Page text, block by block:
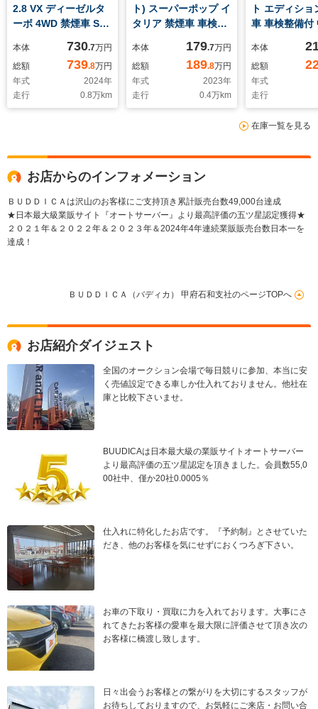
2.8 VX ディーゼルタ
ーボ 4WD 禁煙車 Sセ
ンルーフ 純12型DA
全周囲カメラ フルセ
グ BT Dインナーミラ
ー Pシート ベンチレ
ーション BSM ACC
ックドア 純18インチ
AW
本体 730.7万円
総額
739.8万円
年式
2024年
走行
0.8万km
ト) スーパーポップ イ
タリア 禁煙車 車検整
イオーディオ Bカメラ
BT 前後ドラレコ キー
レスキー エアバッグ
ABS エアコン 革巻き
ステ 5速デュアロジッ
ラッグバッヂ 14イン
チホイール
本体 179.7万円
総額
189.8万円
年式
2023年
走行
0.4万km
ト エディショ
車 車検整備付
Pバックドア
ネクトナビ フ
360度ビュー
プレイ アダプ
LEDヘッド
ンキープ HUD
テア 純17イン
本体
総額
年式
走行
在庫一覧を見る
お店からのインフォメーション
ＢＵＤＤＩＣＡは沢山のお客様にご支持頂き累計販売台数49,000台達成
★日本最大級業販サイト『オートサーバー』より最高評価の五ツ星認定獲得★
２０２１年＆２０２２年＆２０２３年＆2024年4年連続業販販売台数日本一を
達成！
ＢＵＤＤＩＣＡ（バディカ） 甲府石和支社のページTOPへ
お店紹介ダイジェスト
全国のオークション会場で毎日競りに参加、本当に安
く売値設定できる車しか仕入れておりません。他社在
庫と比較下さいませ。
BUUDICAは日本最大級の業販サイトオートサーバー
より最高評価の五ツ星認定を頂きました。会員数55,0
00社中、僅か20社0.0005％
仕入れに特化したお店です。『予約制』とさせていた
だき、他のお客様を気にせずにおくつろぎ下さい。
お車の下取り・買取に力を入れております。大事にさ
れてきたお客様の愛車を最大限に評価させて頂き次の
お客様に橋渡し致します。
日々出会うお客様との繋がりを大切にするスタッフが
お待ちしておりますので、お気軽にご来店・お問い合